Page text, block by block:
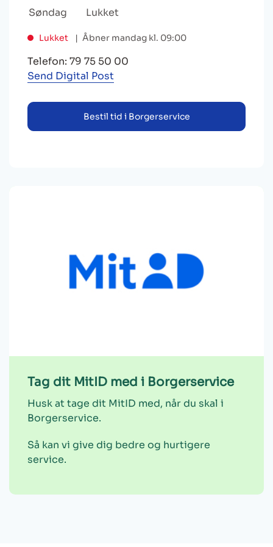
Søndag
Lukket
Lukket Åbner mandag kl. 09:00
Telefon: 79 75 50 00
Send Digital Post
Bestil tid i Borgerservice
Tag dit MitID med i Borgerservice
Husk at tage dit MitID med, når du skal i
Borgerservice.
Så kan vi give dig bedre og hurtigere
service.